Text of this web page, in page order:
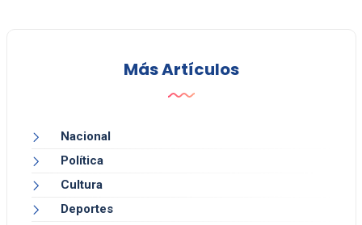
Más Artículos
Nacional
Política
Cultura
Deportes